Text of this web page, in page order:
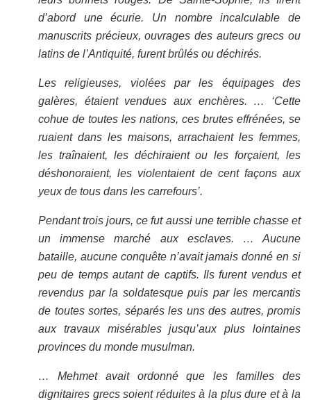
d’abord une écurie. Un nombre incalculable de
manuscrits précieux, ouvrages des auteurs grecs ou
latins de l’Antiquité, furent brûlés ou déchirés.
Les religieuses, violées par les équipages des
galères, étaient vendues aux enchères. … ‘Cette
cohue de toutes les nations, ces brutes effrénées, se
ruaient dans les maisons, arrachaient les femmes,
les traînaient, les déchiraient ou les forçaient, les
déshonoraient, les violentaient de cent façons aux
yeux de tous dans les carrefours’.
Pendant trois jours, ce fut aussi une terrible chasse et
un immense marché aux esclaves. … Aucune
bataille, aucune conquête n’avait jamais donné en si
peu de temps autant de captifs. Ils furent vendus et
revendus par la soldatesque puis par les mercantis
de toutes sortes, séparés les uns des autres, promis
aux travaux misérables jusqu’aux plus lointaines
provinces du monde musulman.
… Mehmet avait ordonné que les familles des
dignitaires grecs soient réduites à la plus dure et à la